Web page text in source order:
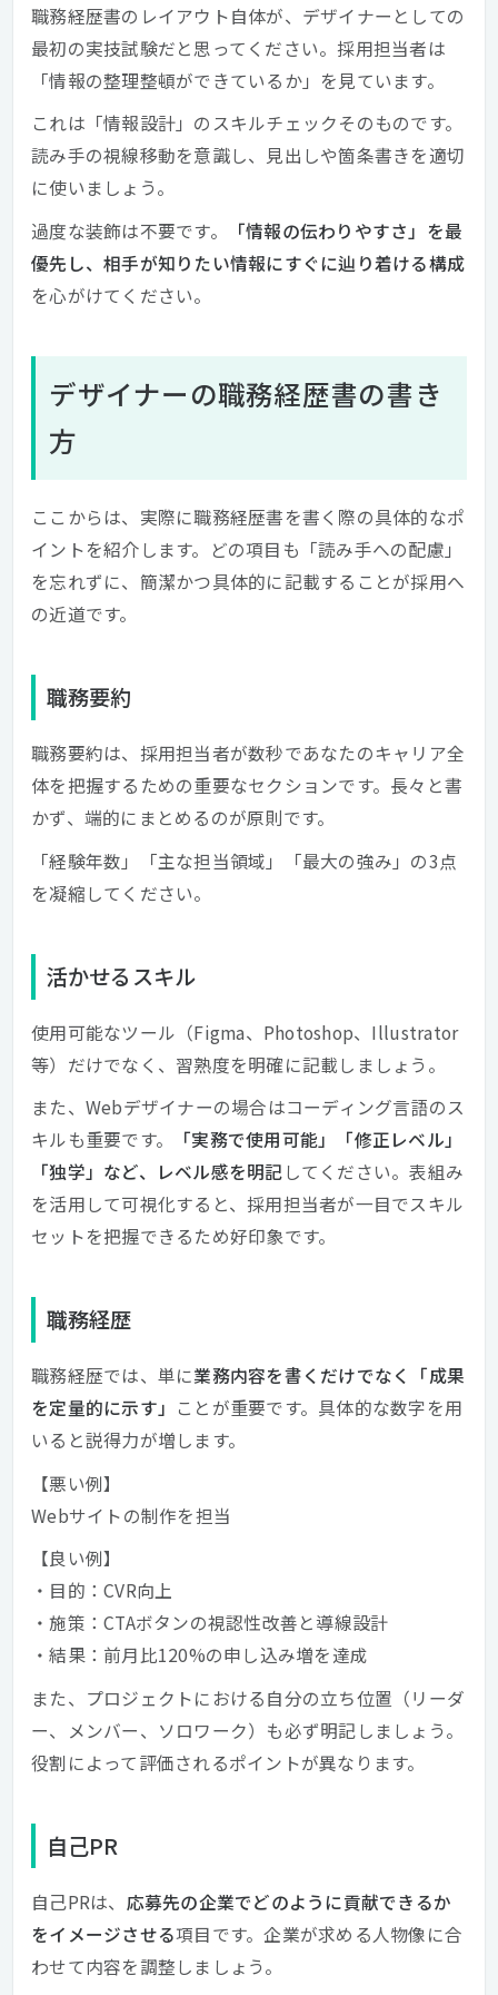
職務経歴書のレイアウト自体が、デザイナーとしての
最初の実技試験だと思ってください。採用担当者は
「情報の整理整頓ができているか」を見ています。
これは「情報設計」のスキルチェックそのものです。
読み手の視線移動を意識し、見出しや箇条書きを適切
に使いましょう。
過度な装飾は不要です。
「情報の伝わりやすさ」を最
優先し、相手が知りたい情報にすぐに辿り着ける構成
を心がけてください。
デザイナーの職務経歴書の書き
方
ここからは、実際に職務経歴書を書く際の具体的なポ
イントを紹介します。どの項目も「読み手への配慮」
を忘れずに、簡潔かつ具体的に記載することが採用へ
の近道です。
職務要約
職務要約は、採用担当者が数秒であなたのキャリア全
体を把握するための重要なセクションです。長々と書
かず、端的にまとめるのが原則です。
「経験年数」「主な担当領域」「最大の強み」の3点
を凝縮してください。
活かせるスキル
使用可能なツール（Figma、Photoshop、Illustrator
等）だけでなく、習熟度を明確に記載しましょう。
また、Webデザイナーの場合はコーディング言語のス
キルも重要です。
「実務で使用可能」「修正レベル」
「独学」など、レベル感を明記してください。表組み
を活用して可視化すると、採用担当者が一目でスキル
セットを把握できるため好印象です。
職務経歴
職務経歴では、単に業務内容を書くだけでなく「成果
を定量的に示す」 ことが重要です。具体的な数字を用
いると説得力が増します。
【悪い例】
Webサイトの制作を担当
【良い例】
・目的：CVR向上
・施策：CTAボタンの視認性改善と導線設計
・結果：前月比120%の申し込み増を達成
また、プロジェクトにおける自分の立ち位置（リーダ
ー、メンバー、ソロワーク）も必ず明記しましょう。
役割によって評価されるポイントが異なります。
自己PR
自己PRは、 応募先の企業でどのように貢献できるか
をイメージさせる項目です。企業が求める人物像に合
わせて内容を調整しましょう。